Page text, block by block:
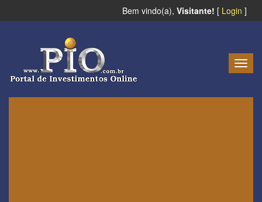
Bem vindo(a), Visitante! [ Login ]